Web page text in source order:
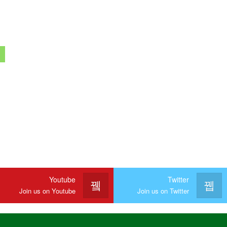
Twitter
Join us on Twitter
Youtube
Join us on Youtube